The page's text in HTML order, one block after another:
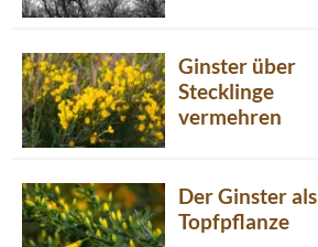
Ginster über
Stecklinge
vermehren
Der Ginster als
Topfpflanze